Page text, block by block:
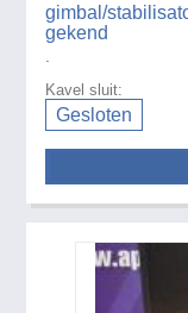
gimbal/
gekend
Kavel sluit:
Gesloten